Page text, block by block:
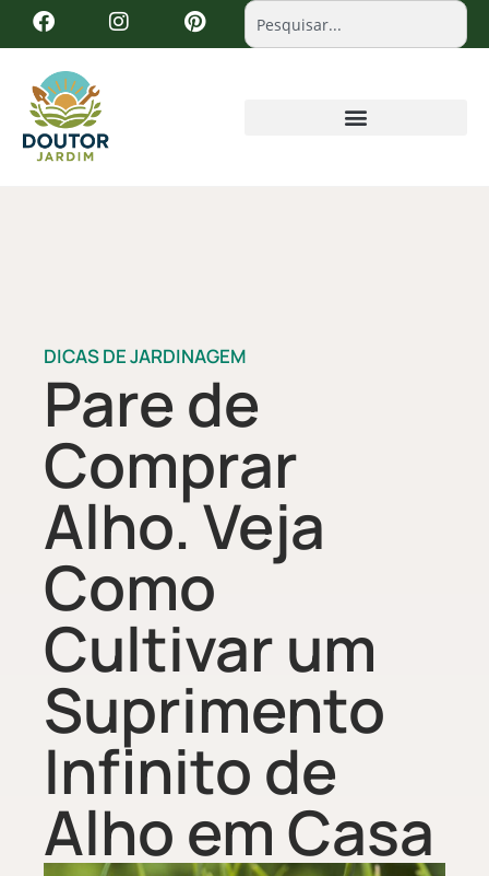
DICAS DE JARDINAGEM
Pare de
Comprar
Alho. Veja
Como
Cultivar um
Suprimento
Infinito de
Alho em Casa